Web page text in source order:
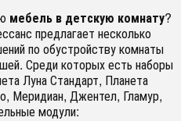
мебель в детскую комнату?
предлагает несколько
по обустройству комнаты
Среди которых есть наборы
Луна Стандарт, Планета
Меридиан, Джентел, Гламур,
модули: